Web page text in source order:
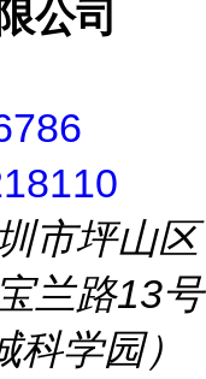
公司
市坪山区
兰路13号
科学园）